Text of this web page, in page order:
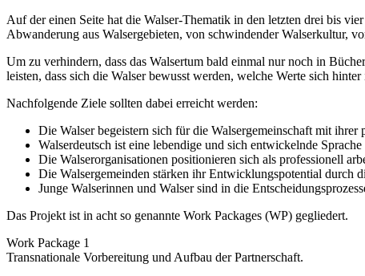
Auf der einen Seite hat die Walser-Thematik in den letzten drei bis
Abwanderung aus Walsergebieten, von schwindender Walserkultur,
Um zu verhindern, dass das Walsertum bald einmal nur noch in
leisten, dass sich die Walser bewusst werden, welche Werte sich
Nachfolgende Ziele sollten dabei erreicht werden:
Die Walser begeistern sich für die Walsergemeinschaft mit ihrer
Walserdeutsch ist eine lebendige und sich entwickelnde
Die Walserorganisationen positionieren sich als professionell
Die Walsergemeinden stärken ihr Entwicklungspotential durch
Junge Walserinnen und Walser sind in die
Das Projekt ist in acht so genannte Work Packages (WP) gegliedert.
Work Package 1
Transnationale Vorbereitung und Aufbau der Partnerschaft.